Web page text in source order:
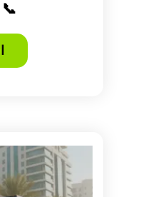
📞 0560329696